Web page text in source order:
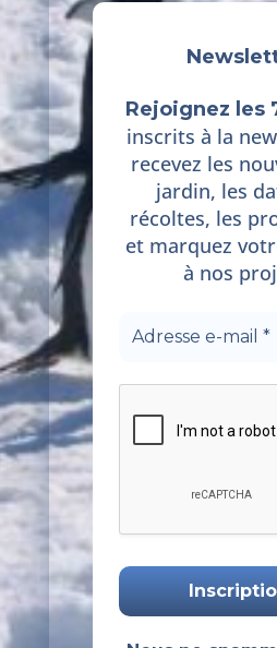
Rejoignez les
inscrits à la
recevez les
jardin, les
récoltes, les
et marquez
à nos